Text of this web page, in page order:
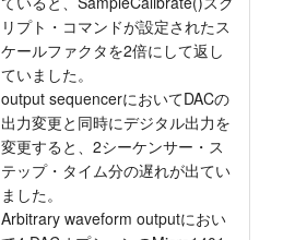
リプト・コマンドが設定されたス
ケールファクタを2倍にして返し
ていました。
output sequencerにおいてDACの
出力変更と同時にデジタル出力を
変更すると、2シーケンサー・ス
テップ・タイム分の遅れが出てい
ました。
Arbitrary waveform outputにおい